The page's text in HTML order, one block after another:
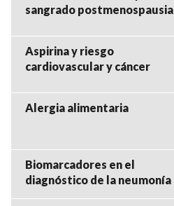
sangrado postmenospausia
Aspirina y riesgo
cardiovascular y cáncer
Alergia alimentaria
Biomarcadores en el
diagnóstico de la neumonía